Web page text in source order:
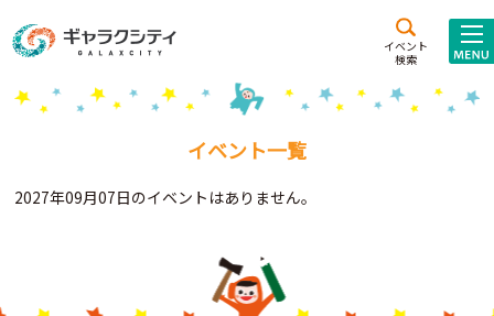
イベント
検索
施設案内
こども
西新井
施設･
イベント一覧
2027年09月07日のイベントはありません。